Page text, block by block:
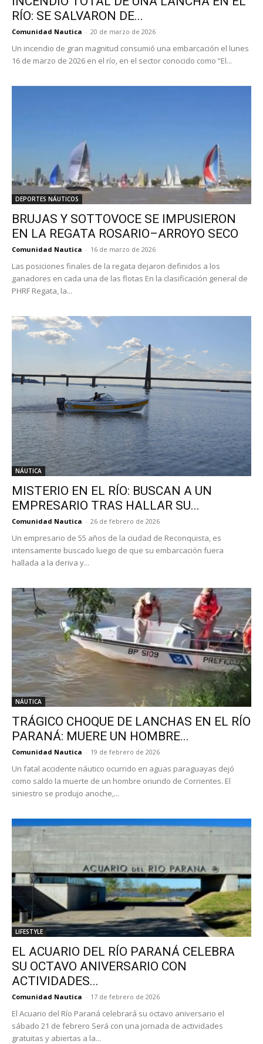
RÍO: SE SALVARON DE...
Comunidad Nautica - 20 de marzo de 2026
Un incendio de gran magnitud consumió una embarcación el lunes
16 de marzo de 2026 en el río, en el sector conocido como “El...
DEPORTES NÁUTICOS
BRUJAS Y SOTTOVOCE SE IMPUSIERON
EN LA REGATA ROSARIO–ARROYO SECO
Comunidad Nautica - 16 de marzo de 2026
Las posiciones finales de la regata dejaron definidos a los
ganadores en cada una de las flotas En la clasificación general de
PHRF Regata, la...
NÁUTICA
MISTERIO EN EL RÍO: BUSCAN A UN
EMPRESARIO TRAS HALLAR SU...
Comunidad Nautica - 26 de febrero de 2026
Un empresario de 55 años de la ciudad de Reconquista, es
intensamente buscado luego de que su embarcación fuera
hallada a la deriva y...
NÁUTICA
TRÁGICO CHOQUE DE LANCHAS EN EL RÍO
PARANÁ: MUERE UN HOMBRE...
Comunidad Nautica - 19 de febrero de 2026
Un fatal accidente náutico ocurrido en aguas paraguayas dejó
como saldo la muerte de un hombre oriundo de Corrientes. El
siniestro se produjo anoche,...
LIFESTYLE
EL ACUARIO DEL RÍO PARANÁ CELEBRA
SU OCTAVO ANIVERSARIO CON
ACTIVIDADES...
Comunidad Nautica - 17 de febrero de 2026
El Acuario del Río Paraná celebrará su octavo aniversario el
sábado 21 de febrero Será con una jornada de actividades
gratuitas y abiertas a la...